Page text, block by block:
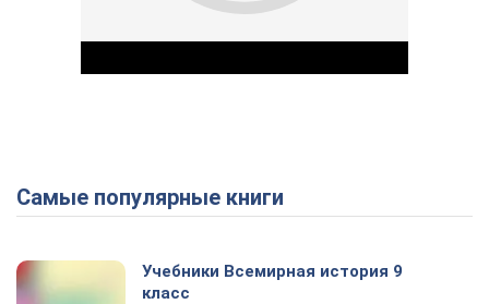
Play Video
Самые популярные книги
Учебники Всемирная история 9
класс